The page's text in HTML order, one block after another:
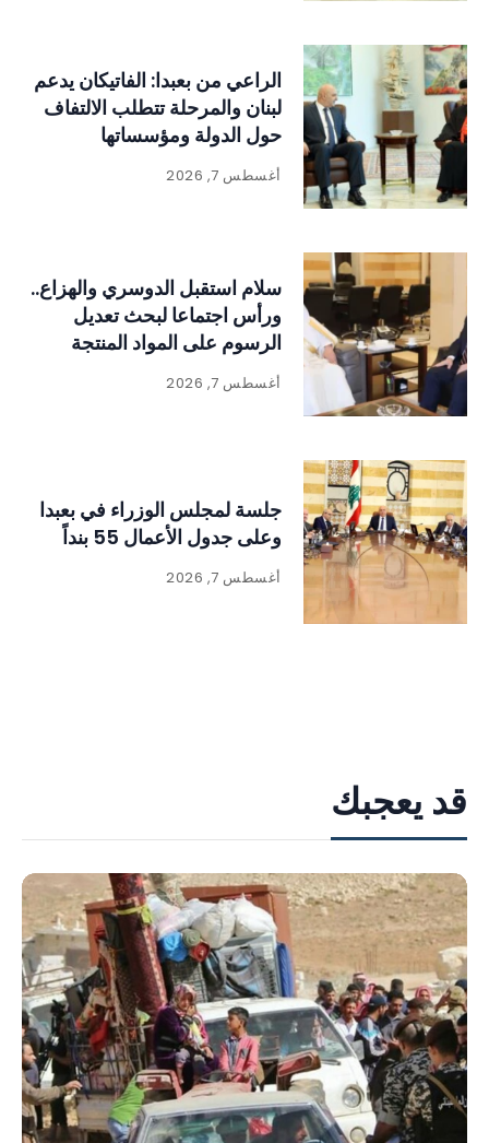
الراعي من بعبدا: الفاتيكان يدعم
لبنان والمرحلة تتطلب الالتفاف
حول الدولة ومؤسساتها
أغسطس 7, 2026
سلام استقبل الدوسري والهزاع..
ورأس اجتماعا لبحث تعديل
الرسوم على المواد المنتجة
للنفايات
أغسطس 7, 2026
جلسة لمجلس الوزراء في بعبدا
وعلى جدول الأعمال 55 بنداً
أغسطس 7, 2026
قد يعجبك